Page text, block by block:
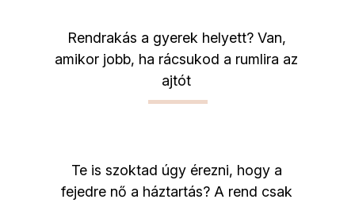
Rendrakás a gyerek helyett? Van,
amikor jobb, ha rácsukod a rumlira az
ajtót
Te is szoktad úgy érezni, hogy a
fejedre nő a háztartás? A rend csak